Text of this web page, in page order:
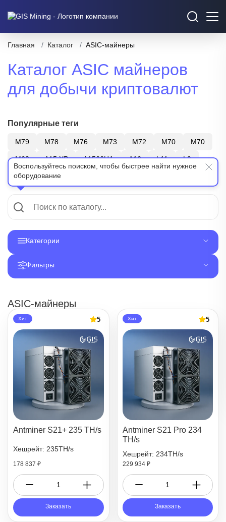
Главная / Каталог / ASIC-майнеры
Каталог ASIC майнеров
для добычи криптовалют
Популярные теги
M79 M78 M76 M73 M72 M70 M70
M63 A15 XP A1566HA A16 L11 L9
S21 T21
Canaan ElphaPex SHA-256 Scrypt X11
BTC LTC+DOGE ZEC
Показать еще
Воспользуйтесь поиском, чтобы быстрее найти нужное
оборудование
Категории
Фильтры
ASIC-майнеры
5
Хит
Antminer S21+ 235 TH/s
Хешрейт: 235TH/s
178 837 ₽
Заказать
5
Хит
Antminer S21 Pro 234
TH/s
Хешрейт: 234TH/s
229 934 ₽
Заказать